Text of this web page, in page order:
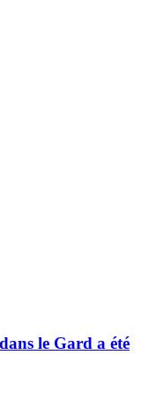
le Gard a été